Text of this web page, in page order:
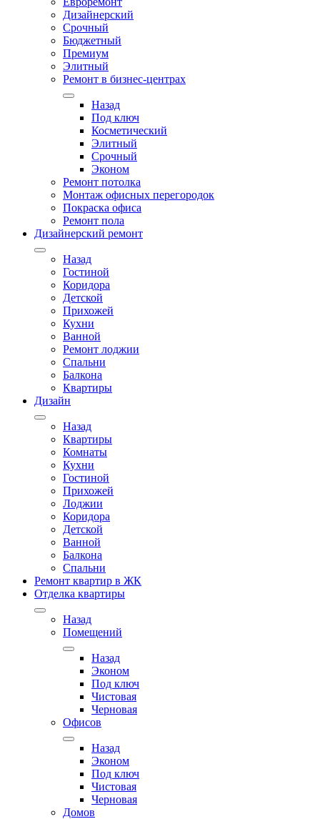
Дизайнерский
Срочный
Бюджетный
Премиум
Элитный
Ремонт в бизнес-центрах
Назад
Под ключ
Косметический
Элитный
Срочный
Эконом
Ремонт потолка
Монтаж офисных перегородок
Покраска офиса
Ремонт пола
Дизайнерский ремонт
Назад
Гостиной
Коридора
Детской
Прихожей
Кухни
Ванной
Ремонт лоджии
Спальни
Балкона
Квартиры
Дизайн
Назад
Квартиры
Комнаты
Кухни
Гостиной
Прихожей
Лоджии
Коридора
Детской
Ванной
Балкона
Спальни
Ремонт квартир в ЖК
Отделка квартиры
Назад
Помещений
Назад
Эконом
Под ключ
Чистовая
Черновая
Офисов
Назад
Эконом
Под ключ
Чистовая
Черновая
Домов